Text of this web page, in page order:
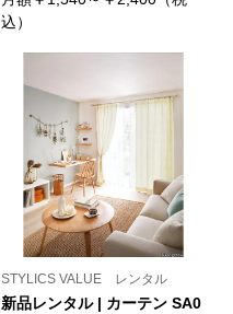
込）
STYLICS VALUE レンタル
新品レンタル | カーテン SA0